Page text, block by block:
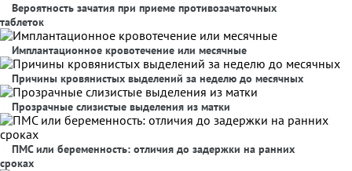
Вероятность зачатия при приеме противозачаточных
таблеток
Имплантационное кровотечение или месячные
Причины кровянистых выделений за неделю до месячных
Прозрачные слизистые выделения из матки
ПМС или беременность: отличия до задержки на ранних
сроках